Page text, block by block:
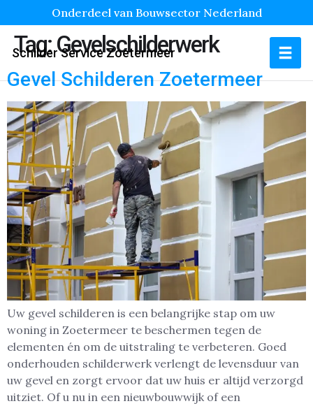
Onderdeel van Bouwsector Nederland
Schilder Service Zoetermeer
Tag:Gevelschilderwerk
Gevel Schilderen Zoetermeer
Uw gevel schilderen is een belangrijke stap om uw
woning in Zoetermeer te beschermen tegen de
elementen én om de uitstraling te verbeteren. Goed
onderhouden schilderwerk verlengt de levensduur van
uw gevel en zorgt ervoor dat uw huis er altijd verzorgd
uitziet. Of u nu in een nieuwbouwwijk of een